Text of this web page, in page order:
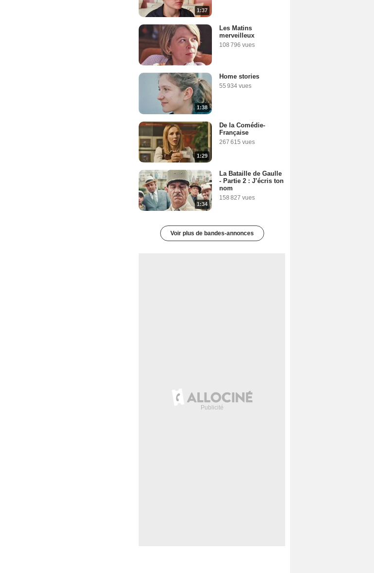
1:37
Les Matins
merveilleux
108 796 vues
1:38
Home stories
55 934 vues
1:29
De la Comédie-
Française
267 615 vues
1:34
La Bataille de Gaulle
- Partie 2 : J’écris ton
nom
158 827 vues
Voir plus de bandes-annonces